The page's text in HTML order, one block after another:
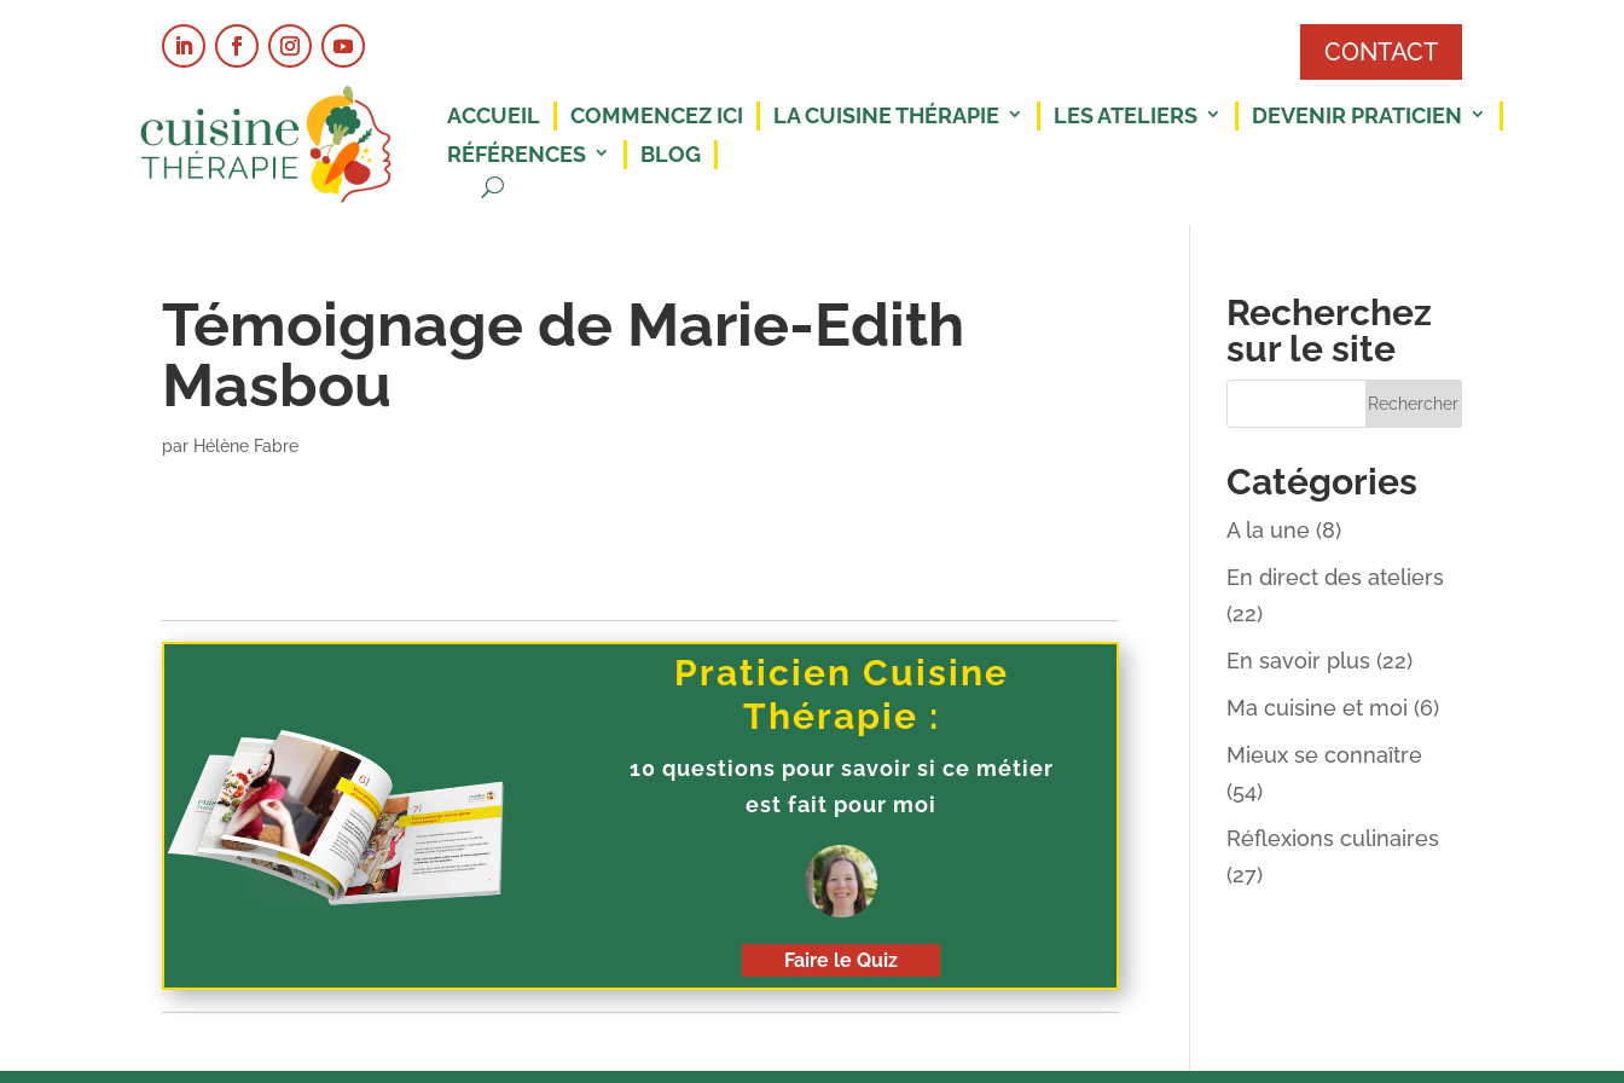
CONTACT
ACCUEIL COMMENCEZ ICI LA CUISINE THÉRAPIE LES ATELIERS
DEVENIR PRATICIEN
RÉFÉRENCES
BLOG
Témoignage de Marie-Edith
Masbou
par Hélène Fabre
Praticien Cuisine
Thérapie :
10 questions pour savoir si ce métier
est fait pour moi
Faire le Quiz
Recherchez
sur le site
Catégories
A la une (8)
En direct des ateliers
(22)
En savoir plus (22)
Ma cuisine et moi (6)
Mieux se connaître
(54)
Réflexions culinaires
(27)